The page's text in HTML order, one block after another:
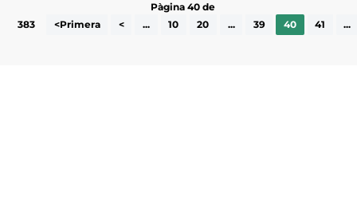
Pàgina 40 de
383
<Primera < ... 10 20 ... 39 40 41 ...